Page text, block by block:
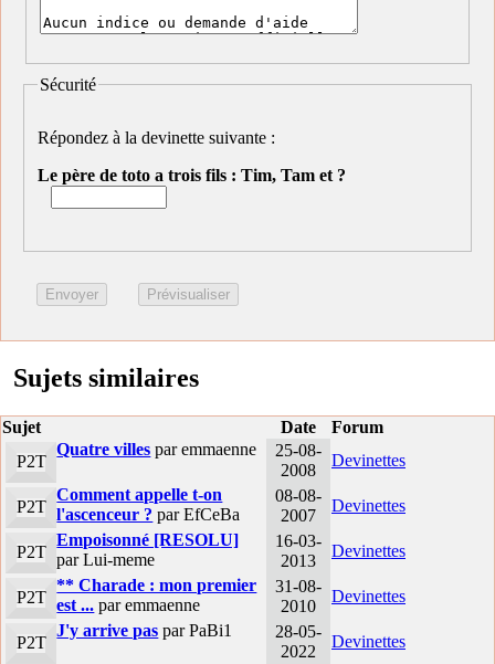
Sécurité
Répondez à la devinette suivante :
Le père de toto a trois fils : Tim, Tam et ?
Sujets similaires
Sujet Date
Forum
P2T
Quatre villes par emmaenne
25-08-
2008
Devinettes
P2T
Comment appelle t-on
l'ascenceur ? par EfCeBa
08-08-
2007
Devinettes
P2T
Empoisonné [RESOLU]
par Lui-meme
16-03-
2013
Devinettes
P2T
** Charade : mon premier
est ... par emmaenne
31-08-
2010
Devinettes
P2T
J'y arrive pas par PaBi1
28-05-
2022
Devinettes